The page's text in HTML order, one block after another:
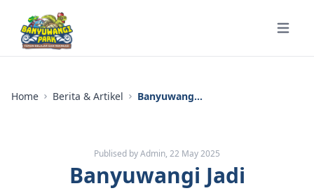
Open
Home Berita & Artikel Banyuwangi Jadi Primadona Wisatawan Kereta Api, KAI dan Pemkab Sepakat Perkuat Kolaborasi
Publised by Admin, 22 May 2025
Banyuwangi Jadi